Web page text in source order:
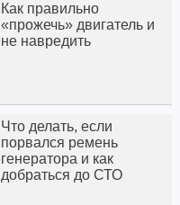
Как правильно
«прожечь» двигатель и
не навредить
Что делать, если
порвался ремень
генератора и как
добраться до СТО